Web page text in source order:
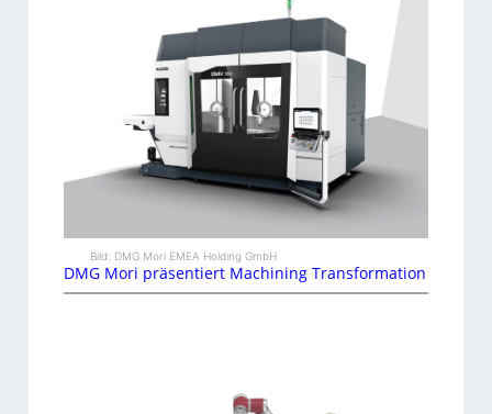
Bild: DMG Mori EMEA Holding GmbH
DMG Mori präsentiert Machining Transformation